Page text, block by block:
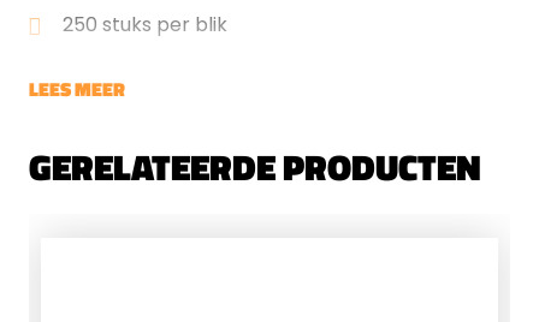
250 stuks per blik
LEES MEER
GERELATEERDE PRODUCTEN